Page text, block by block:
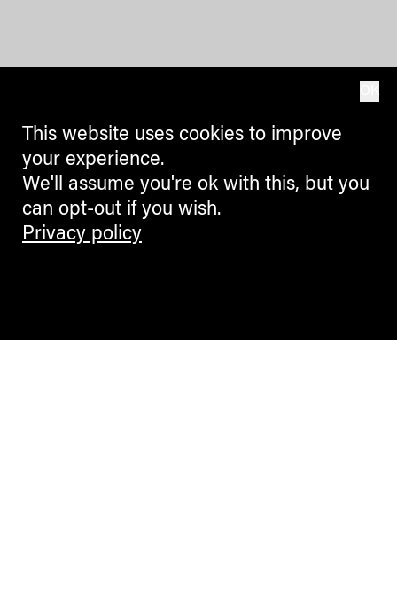
This website uses cookies to improve
your experience.
We'll assume you're ok with this, but you
can opt-out if you wish.
Privacy policy